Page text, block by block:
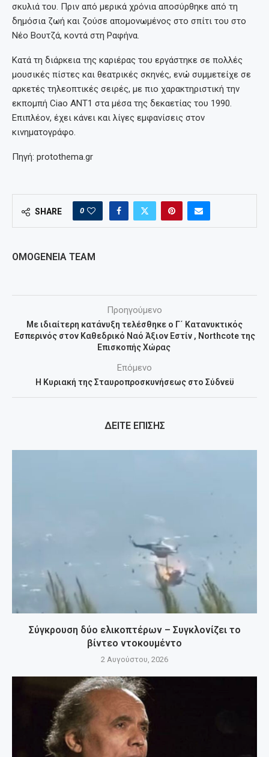
σκυλιά του. Πριν από μερικά χρόνια αποσύρθηκε από τη
δημόσια ζωή και ζούσε απομονωμένος στο σπίτι του στο
Νέο Βουτζά, κοντά στη Ραφήνα.
Κατά τη διάρκεια της καριέρας του εργάστηκε σε πολλές
μουσικές πίστες και θεατρικές σκηνές, ενώ συμμετείχε σε
αρκετές τηλεοπτικές σειρές, με πιο χαρακτηριστική την
εκπομπή Ciao ANT1 στα μέσα της δεκαετίας του 1990.
Επιπλέον, έχει κάνει και λίγες εμφανίσεις στον
κινηματογράφο.
Πηγή: protothema.gr
SHARE 0
OMOGENEIA TEAM
Προηγούμενο
Με ιδιαίτερη κατάνυξη τελέσθηκε ο Γ΄ Κατανυκτικός
Εσπερινός στον Καθεδρικό Ναό Άξιον Εστίν , Northcote της
Επισκοπής Χώρας
Επόμενο
Η Κυριακή της Σταυροπροσκυνήσεως στο Σύδνεϋ
ΔΕΙΤΕ ΕΠΙΣΗΣ
Σύγκρουση δύο ελικοπτέρων – Συγκλονίζει το
βίντεο ντοκουμέντο
2 Αυγούστου, 2026